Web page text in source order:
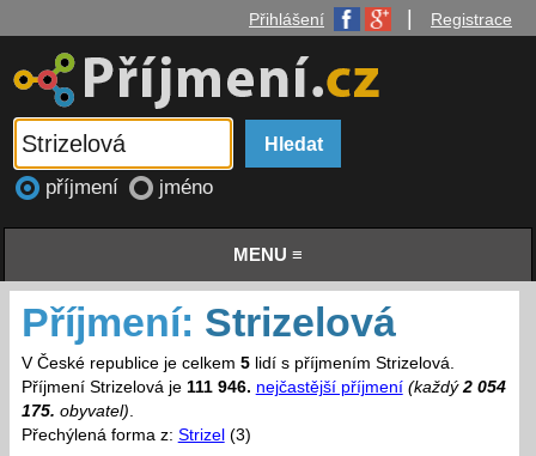
Přihlášení Registrace
příjmení jméno
MENU ≡
Příjmení: Strizelová
V České republice je celkem 5lidí s příjmením Strizelová.
Příjmení Strizelová je 111 946. nejčastější příjmení (každý2 054
175. obyvatel).
Přechýlená forma z: Strizel (3)